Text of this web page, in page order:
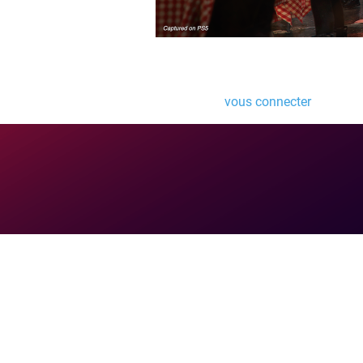
vous connecterpour